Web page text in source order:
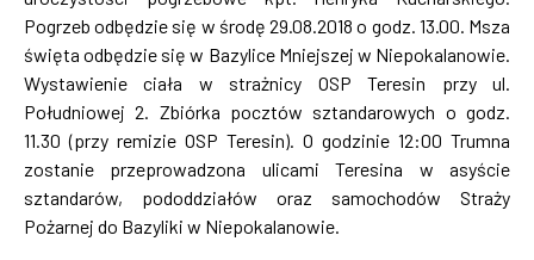
Pogrzeb odbędzie się w środę 29.08.2018 o godz. 13.00. Msza
święta odbędzie się w Bazylice Mniejszej w Niepokalanowie.
Wystawienie ciała w strażnicy OSP Teresin przy ul.
Południowej 2. Zbiórka pocztów sztandarowych o godz.
11.30 (przy remizie OSP Teresin). O godzinie 12:00 Trumna
zostanie przeprowadzona ulicami Teresina w asyście
sztandarów, pododdziałów oraz samochodów Straży
Pożarnej do Bazyliki w Niepokalanowie.